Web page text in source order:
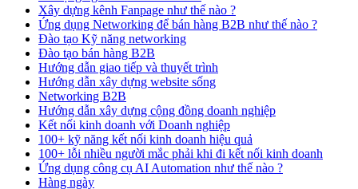
Xây dựng kênh Fanpage như thế nào ?
Ứng dụng Networking để bán hàng B2B như thế nào ?
Đào tạo Kỹ năng networking
Đào tạo bán hàng B2B
Hướng dẫn giao tiếp và thuyết trình
Hướng dẫn xây dựng website sống
Networking B2B
Hướng dẫn xây dựng cộng đồng doanh nghiệp
Kết nối kinh doanh với Doanh nghiệp
100+ kỹ năng kết nối kinh doanh hiệu quả
100+ lỗi nhiều người mắc phải khi đi kết nối kinh doanh
Ứng dụng công cụ AI Automation như thế nào ?
Hàng ngày